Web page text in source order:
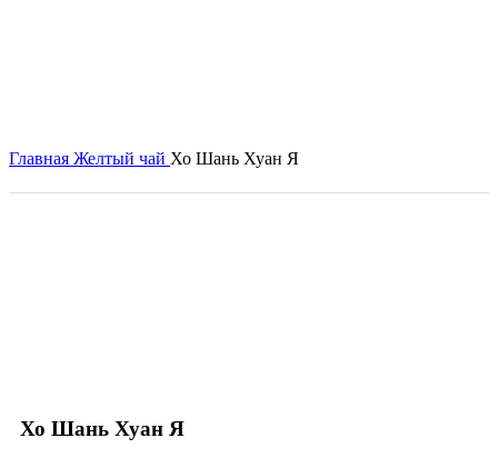
Главная Желтый чай Хо Шань Хуан Я
Хо Шань Хуан Я